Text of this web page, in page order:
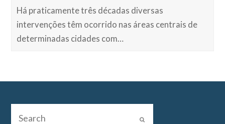
Há praticamente três décadas diversas
intervenções têm ocorrido nas áreas centrais de
determinadas cidades com…